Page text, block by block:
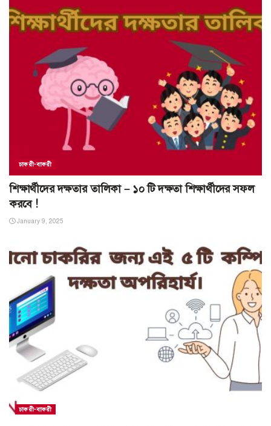
চাকরী-বাকরী
শিক্ষার্থীদের দক্ষতার তালিকা – ১০ টি দক্ষতা শিক্ষার্থীদের সফল
করবে !
January 9, 2025
চাকরী-বাকরী